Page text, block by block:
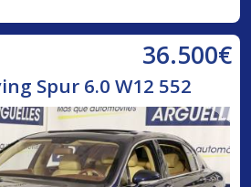
36.500€
Spur 6.0 W12 552